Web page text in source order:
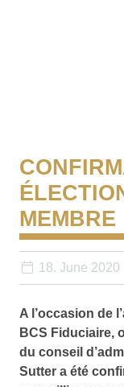
MEMBRE
18. June 2020
A l’occasion de
BCS Fiduciaire,
du conseil
Sutter a été